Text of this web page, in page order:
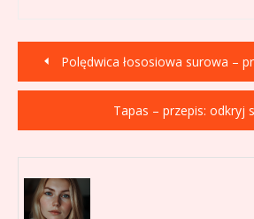
Nawigacja
wpisu
Polędwica łososiowa surowa –
Tapas – przepis: odkryj